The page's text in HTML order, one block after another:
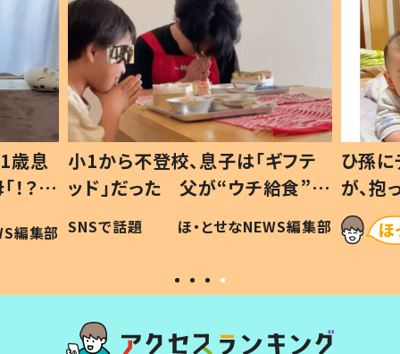
歳息
？」
編集部
小1から不登校、息子は「ギフテ
ッド」だった 父が“ウチ給食”を
作り続ける理由とは #令和の親
#令和の子
SNSで話題 ほ・とせなNEWS編集部
ひ孫
が、
「涙が
い」